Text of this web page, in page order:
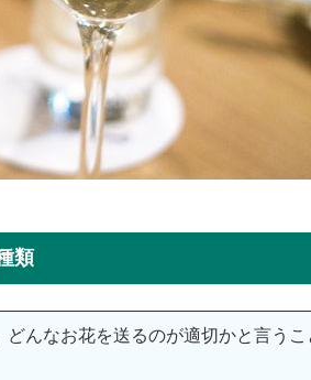
類
んなお花を送るのが適切かと言うこ